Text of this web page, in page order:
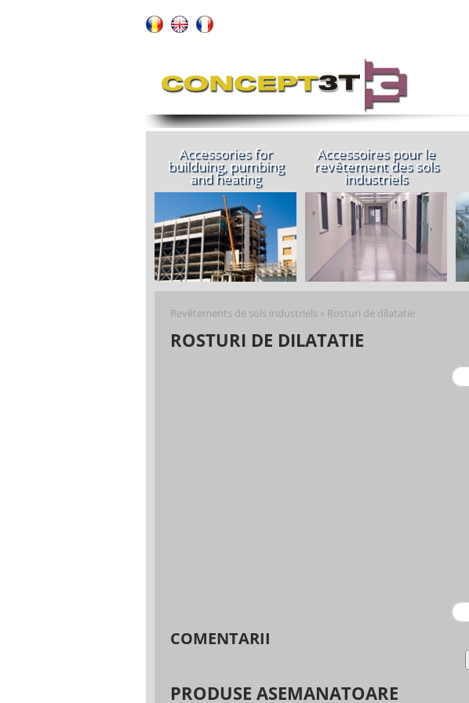
Accessories for
builduing, pumbing
and heating
Accessoires pour le
revêtement des sols
industriels
Revêtements de sols industriels » Rosturi de dilatatie
ROSTURI DE DILATATIE
COMENTARII
PRODUSE ASEMANATOARE